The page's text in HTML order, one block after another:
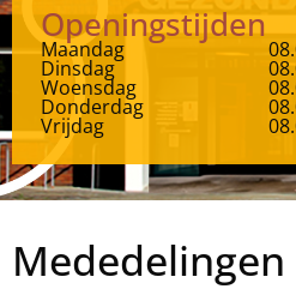
Openingstijden
Maandag
Dinsdag
Woensdag
Donderdag
Vrijdag
Mededelingen